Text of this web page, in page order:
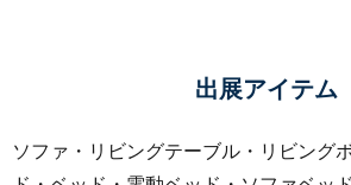
出展アイテム
ソファ・リビングテーブル・リビング